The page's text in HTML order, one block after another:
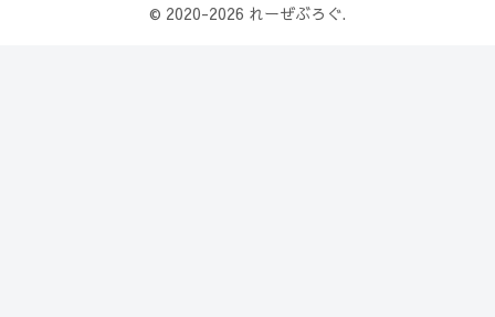
© 2020-2026 れーぜぶろぐ.